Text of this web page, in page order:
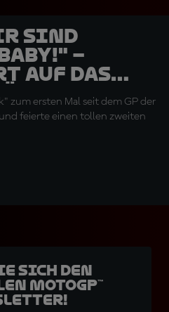
sind
–
auf das
zum ersten Mal seit dem GP der
feierte einen tollen zweiten
sich den
MotoGP™